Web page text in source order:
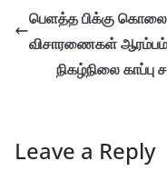
பெளத்த பிக்கு
விசாரணைகள் ஆரம்பம்
நிகழ்நிலை
Leave a Reply